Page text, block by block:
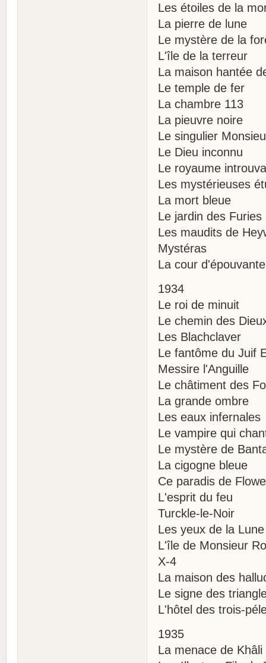
Les étoiles de la
La pierre de lune
Le mystère de la
L'île de la terreur
La maison hantée
Le temple de fer
La chambre 113
La pieuvre noire
Le singulier
Le Dieu inconnu
Le royaume
Les mystérieuses
La mort bleue
Le jardin des Furies
Les maudits de
Mystéras
La cour d'épouvante
1934
Le roi de minuit
Le chemin des
Les Blachclaver
Le fantôme du Juif
Messire l'Anguille
Le châtiment des
La grande ombre
Les eaux infernales
Le vampire qui
Le mystère de
La cigogne bleue
Ce paradis de
L'esprit du feu
Turckle-le-Noir
Les yeux de la Lune
L'île de Monsieur
X-4
La maison des
Le signe des
L'hôtel des trois-
1935
La menace de Khâli